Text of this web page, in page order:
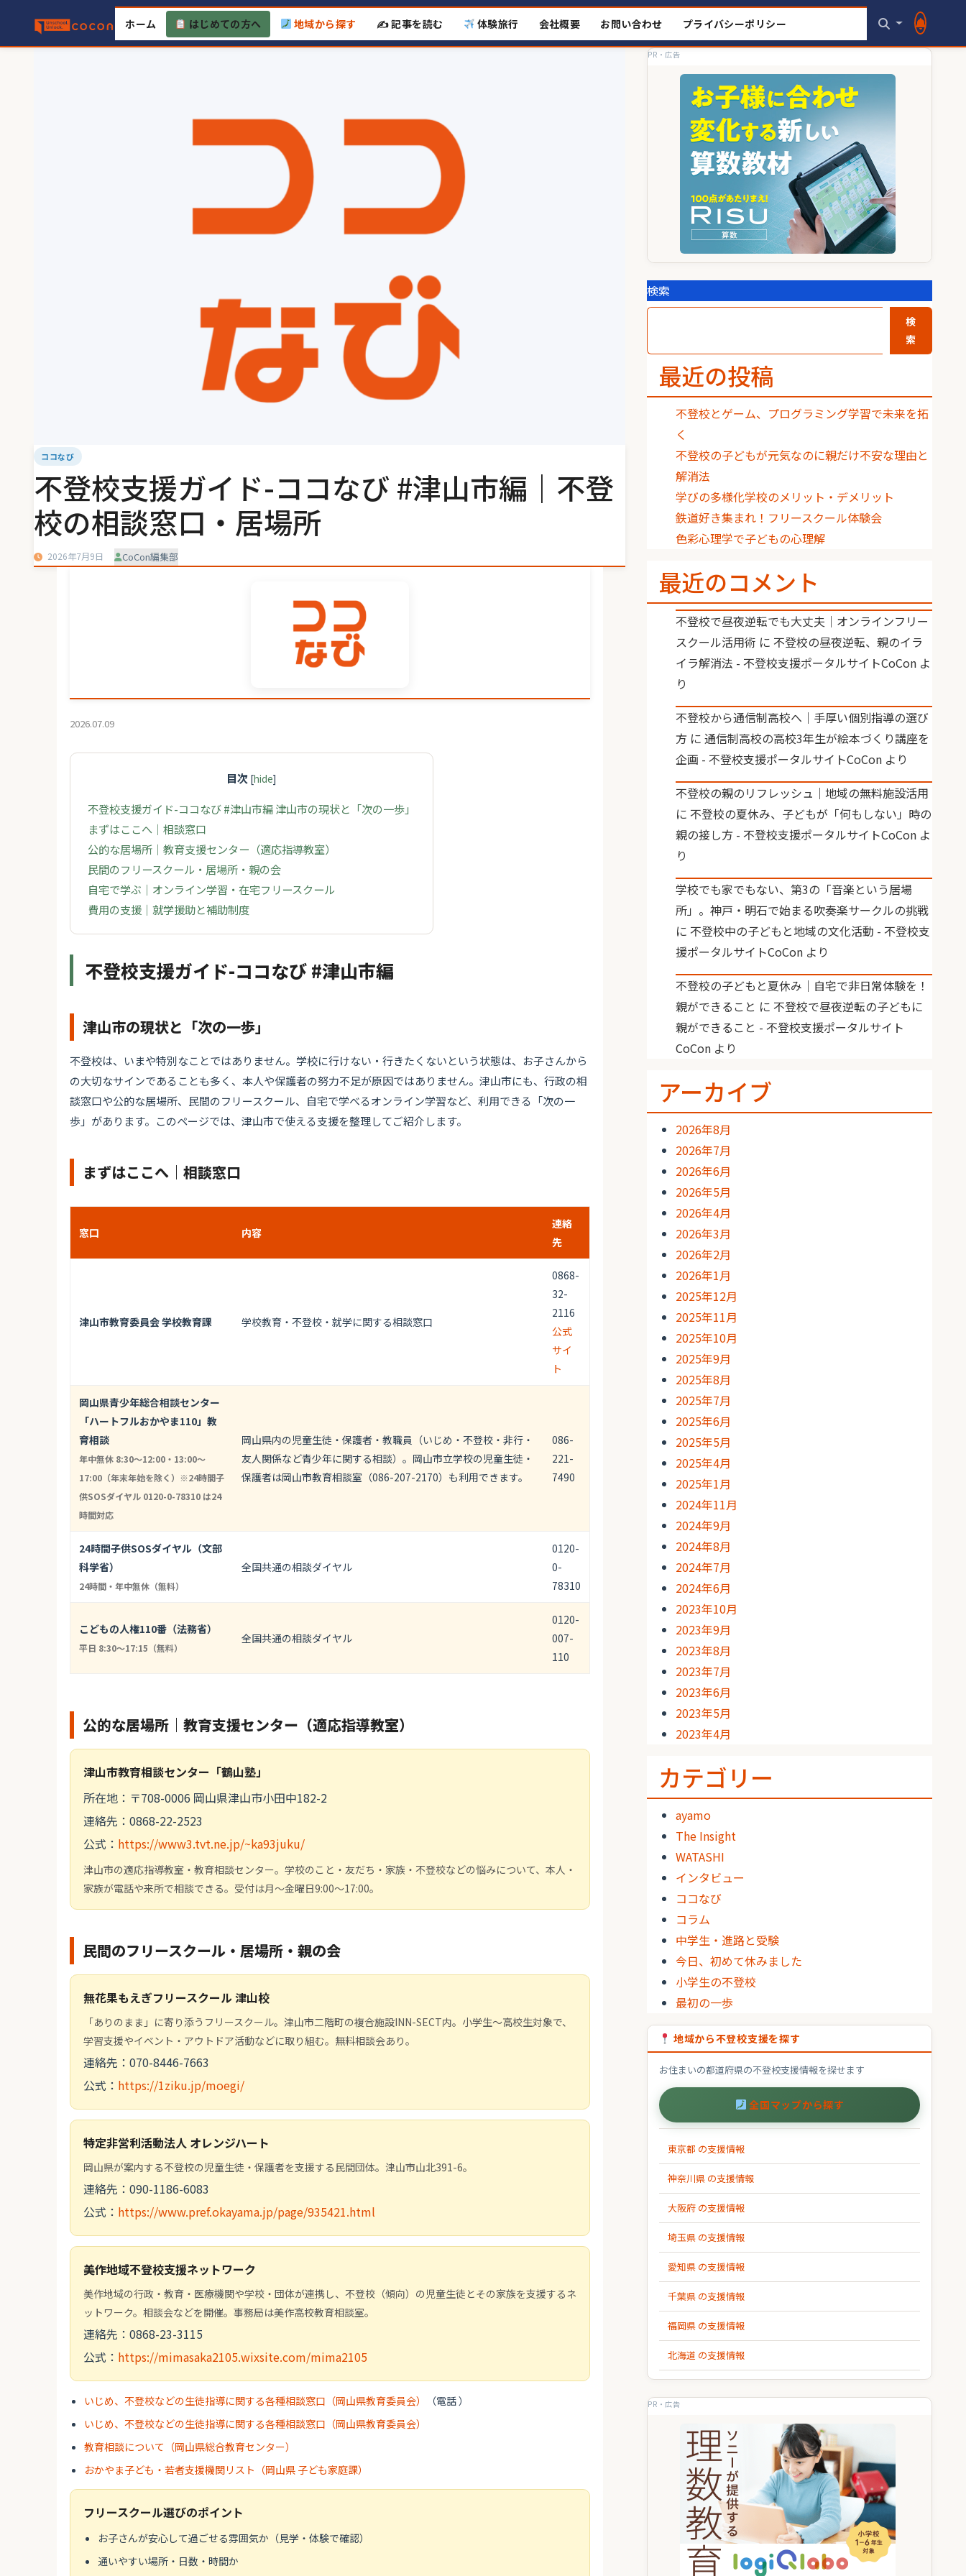
content
ホーム はじめての方へ 地域から探す ✍️ 記事を読む 体験旅行 会社概要 お問い合わせ プライバシーポリシー
ココなび
不登校支援ガイド-ココなび #津山市編｜不登
校の相談窓口・居場所
2026年7月9日 CoCon編集部
2026.07.09
目次 [hide]
不登校支援ガイド-ココなび #津山市編 津山市の現状と「次の一歩」
まずはここへ｜相談窓口
公的な居場所｜教育支援センター（適応指導教室）
民間のフリースクール・居場所・親の会
自宅で学ぶ｜オンライン学習・在宅フリースクール
費用の支援｜就学援助と補助制度
不登校支援ガイド-ココなび #津山市編
津山市の現状と「次の一歩」
不登校は、いまや特別なことではありません。学校に行けない・行きたくないという状態は、お子さんから
の大切なサインであることも多く、本人や保護者の努力不足が原因ではありません。津山市にも、行政の相
談窓口や公的な居場所、民間のフリースクール、自宅で学べるオンライン学習など、利用できる「次の一
歩」があります。このページでは、津山市で使える支援を整理してご紹介します。
まずはここへ｜相談窓口
窓口 内容
連絡
先
津山市教育委員会 学校教育課 学校教育・不登校・就学に関する相談窓口
0868-
32-
2116
公式
サイ
ト
岡山県青少年総合相談センター
「ハートフルおかやま110」教
育相談
年中無休 8:30〜12:00・13:00〜
17:00（年末年始を除く）※24時間子
供SOSダイヤル 0120-0-78310 は24
時間対応
岡山県内の児童生徒・保護者・教職員（いじめ・不登校・非行・
友人関係など青少年に関する相談）。岡山市立学校の児童生徒・
保護者は岡山市教育相談室（086-207-2170）も利用できます。
086-
221-
7490
24時間子供SOSダイヤル（文部
科学省）
24時間・年中無休（無料）
全国共通の相談ダイヤル
0120-
0-
78310
こどもの人権110番（法務省）
平日 8:30〜17:15（無料）
全国共通の相談ダイヤル
0120-
007-
110
公的な居場所｜教育支援センター（適応指導教室）
津山市教育相談センター「鶴山塾」
所在地：〒708-0006 岡山県津山市小田中182-2
連絡先：0868-22-2523
公式： https://www3.tvt.ne.jp/~ka93juku/
津山市の適応指導教室・教育相談センター。学校のこと・友だち・家族・不登校などの悩みについて、本人・
家族が電話や来所で相談できる。受付は月～金曜日9:00～17:00。
民間のフリースクール・居場所・親の会
無花果もえぎフリースクール 津山校
「ありのまま」に寄り添うフリースクール。津山市二階町の複合施設INN-SECT内。小学生～高校生対象で、
学習支援やイベント・アウトドア活動などに取り組む。無料相談会あり。
連絡先：070-8446-7663
公式： https://1ziku.jp/moegi/
特定非営利活動法人 オレンジハート
岡山県が案内する不登校の児童生徒・保護者を支援する民間団体。津山市山北391-6。
連絡先：090-1186-6083
公式： https://www.pref.okayama.jp/page/935421.html
美作地域不登校支援ネットワーク
美作地域の行政・教育・医療機関や学校・団体が連携し、不登校（傾向）の児童生徒とその家族を支援するネ
ットワーク。相談会などを開催。事務局は美作高校教育相談室。
連絡先：0868-23-3115
公式： https://mimasaka2105.wixsite.com/mima2105
いじめ、不登校などの生徒指導に関する各種相談窓口（岡山県教育委員会）
（電話 ）
いじめ、不登校などの生徒指導に関する各種相談窓口（岡山県教育委員会）
教育相談について（岡山県総合教育センター）
おかやま子ども・若者支援機関リスト（岡山県 子ども家庭課）
フリースクール選びのポイント
お子さんが安心して過ごせる雰囲気か（見学・体験で確認）
通いやすい場所・日数・時間か
PR・広告
検索
検
索
最近の投稿
不登校とゲーム、プログラミング学習で未来を拓
く
不登校の子どもが元気なのに親だけ不安な理由と
解消法
学びの多様化学校のメリット・デメリット
鉄道好き集まれ！フリースクール体験会
色彩心理学で子どもの心理解
最近のコメント
不登校で昼夜逆転でも大丈夫｜オンラインフリー
スクール活用術 に 不登校の昼夜逆転、親のイラ
イラ解消法 - 不登校支援ポータルサイトCoCon よ
り
不登校から通信制高校へ｜手厚い個別指導の選び
方 に通信制高校の高校3年生が絵本づくり講座を
企画 - 不登校支援ポータルサイトCoCon より
不登校の親のリフレッシュ｜地域の無料施設活用
に 不登校の夏休み、子どもが「何もしない」時の
親の接し方 - 不登校支援ポータルサイトCoCon よ
り
学校でも家でもない、第3の「音楽という居場
所」。神戸・明石で始まる吹奏楽サークルの挑戦
に 不登校中の子どもと地域の文化活動 - 不登校支
援ポータルサイトCoCon より
不登校の子どもと夏休み｜自宅で非日常体験を！
親ができること に 不登校で昼夜逆転の子どもに
親ができること - 不登校支援ポータルサイト
CoCon より
アーカイブ
2026年8月
2026年7月
2026年6月
2026年5月
2026年4月
2026年3月
2026年2月
2026年1月
2025年12月
2025年11月
2025年10月
2025年9月
2025年8月
2025年7月
2025年6月
2025年5月
2025年4月
2025年1月
2024年11月
2024年9月
2024年8月
2024年7月
2024年6月
2023年10月
2023年9月
2023年8月
2023年7月
2023年6月
2023年5月
2023年4月
カテゴリー
ayamo
The Insight
WATASHI
インタビュー
ココなび
コラム
中学生・進路と受験
今日、初めて休みました
小学生の不登校
最初の一歩
地域から不登校支援を探す
お住まいの都道府県の不登校支援情報を探せます
全国マップから探す
東京都 の支援情報
神奈川県 の支援情報
大阪府 の支援情報
埼玉県 の支援情報
愛知県 の支援情報
千葉県 の支援情報
福岡県 の支援情報
北海道 の支援情報
PR・広告